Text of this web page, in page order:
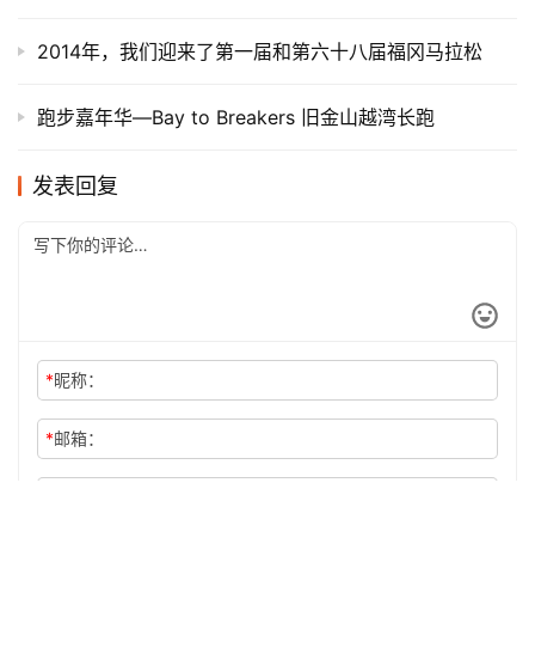
2014年，我们迎来了第一届和第六十八届福冈马拉松
跑步嘉年华—Bay to Breakers 旧金山越湾长跑
发表回复
*昵称：
*邮箱：